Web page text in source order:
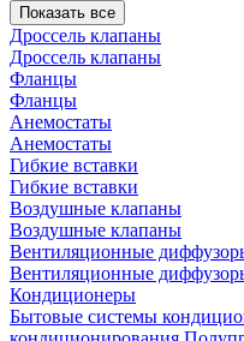
Показать все
Дроссель клапаны
Дроссель клапаны
Фланцы
Фланцы
Анемостаты
Анемостаты
Гибкие вставки
Гибкие вставки
Воздушные клапаны
Воздушные клапаны
Вентиляционные
Вентиляционные
Кондиционеры
Бытовые системы